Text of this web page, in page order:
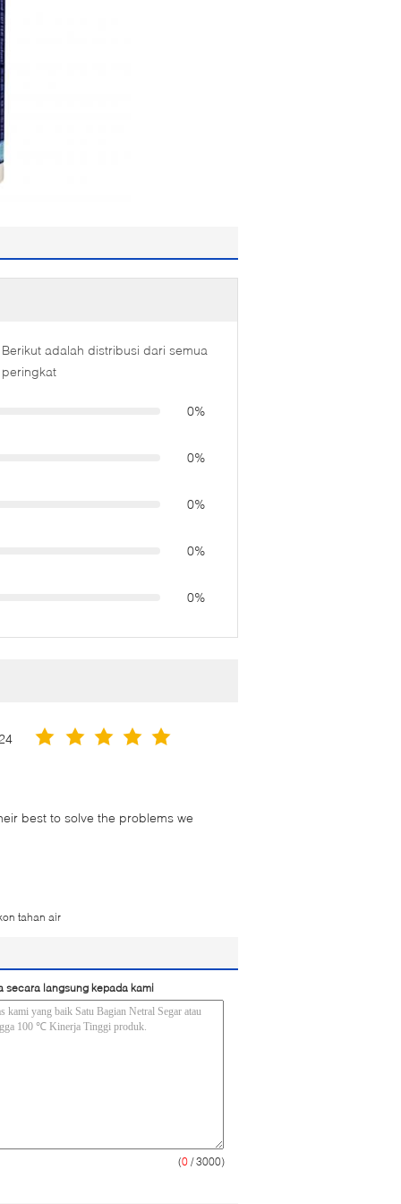
Berikut adalah distribusi dari semua
peringkat
0%
0%
0%
0%
0%
best to solve the problems we
tahan air
secara langsung kepada kami
(0 / 3000)